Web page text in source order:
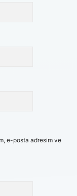
e-posta adresim ve